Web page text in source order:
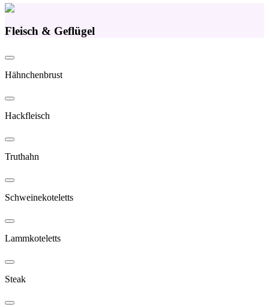
Fleisch & Geflügel
Hähnchenbrust
Hackfleisch
Truthahn
Schweinekoteletts
Lammkoteletts
Steak